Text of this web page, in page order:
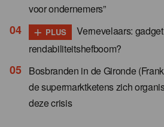
voor ondernemers”
+ PLUS
Vernevelaars:
rendabiliteitshefboom?
Bosbranden in de Gironde
de supermarktketens zich
deze crisis